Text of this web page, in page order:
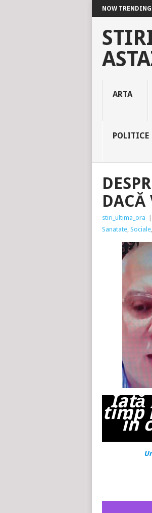
NOW
ARTA
POLITICE
stiri_ultima_ora
Sanatate, Sociale,
Iată
timp
în